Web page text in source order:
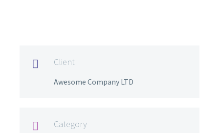
 Client
Awesome Company LTD
 Category